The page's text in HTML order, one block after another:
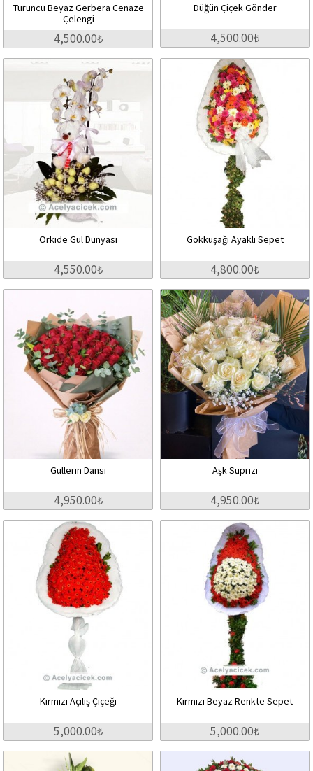
Turuncu Beyaz Gerbera Cenaze
Çelengi
4,500.00₺
Düğün Çiçek Gönder
4,500.00₺
Orkide Gül Dünyası
4,550.00₺
Gökkuşağı Ayaklı Sepet
4,800.00₺
Güllerin Dansı
4,950.00₺
Aşk Süprizi
4,950.00₺
Kırmızı Açılış Çiçeği
5,000.00₺
Kırmızı Beyaz Renkte Sepet
5,000.00₺